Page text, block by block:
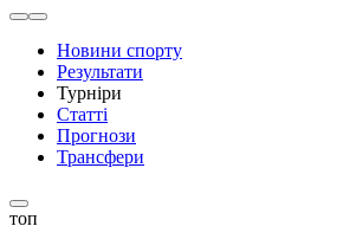
Новини спорту
Результати
Турніри
Статті
Прогнози
Трансфери
топ